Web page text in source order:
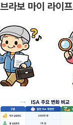
브라보 마이 라이프